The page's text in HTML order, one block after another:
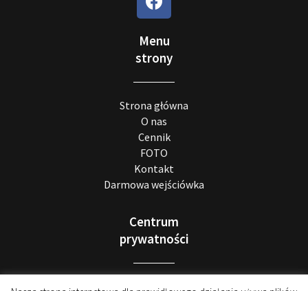
Menu
strony
Strona główna
O nas
Cennik
FOTO
Kontakt
Darmowa wejściówka
Centrum
prywatności
Realizacja RODO